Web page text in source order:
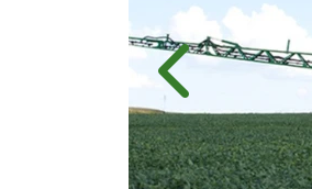
Anterior